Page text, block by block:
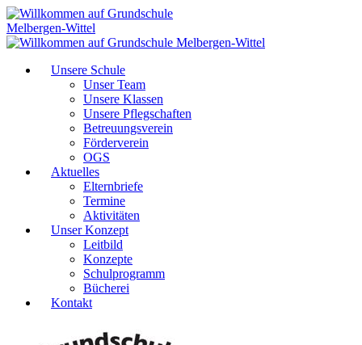
Unsere Schule
Unser Team
Unsere Klassen
Unsere Pflegschaften
Betreuungsverein
Förderverein
OGS
Aktuelles
Elternbriefe
Termine
Aktivitäten
Unser Konzept
Leitbild
Konzepte
Schulprogramm
Bücherei
Kontakt